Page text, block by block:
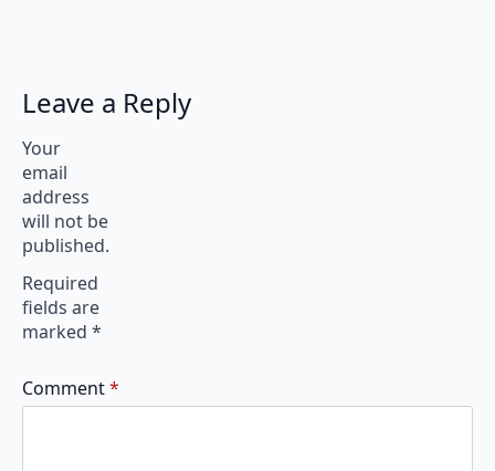
Leave a Reply
Your
email
address
will not be
published.
Required
fields are
marked *
Comment*